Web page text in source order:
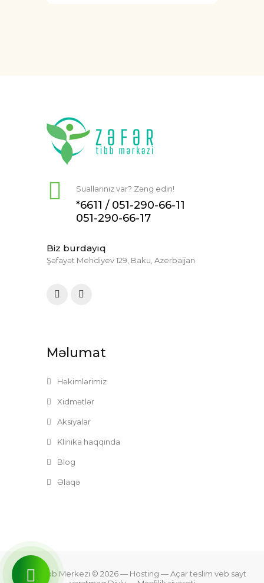
Suallarınız var? Zəng edin!
*6611 / 051-290-66-11
051-290-66-17
Biz burdayıq
Şəfayət Mehdiyev 129, Baku, Azerbaijan
Məlumat
Həkimlərimiz
Xidmətlər
Aksiyalar
Klinika haqqında
Blog
Əlaqə
Zefer Tibb Merkezi © 2026— Hosting —Açar teslim veb sayt